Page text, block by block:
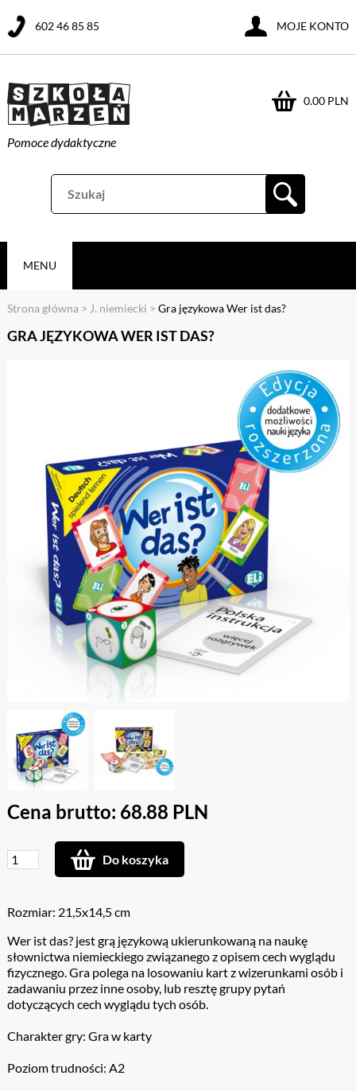
Pomoce dydaktyczne
0.00 PLN
602 46 85 85 MOJE KONTO
MENU
Strona główna > J. niemiecki > Gra językowa Wer ist das?
GRA JĘZYKOWA WER IST DAS?
Cena brutto: 68.88 PLN
Do koszyka
Rozmiar: 21,5x14,5 cm
Wer ist das? jest grą językową ukierunkowaną na naukę
słownictwa niemieckiego związanego z opisem cech wyglądu
fizycznego. Gra polega na losowaniu kart z wizerunkami osób i
zadawaniu przez inne osoby, lub resztę grupy pytań
dotyczących cech wyglądu tych osób.
Charakter gry: Gra w karty
Poziom trudności: A2